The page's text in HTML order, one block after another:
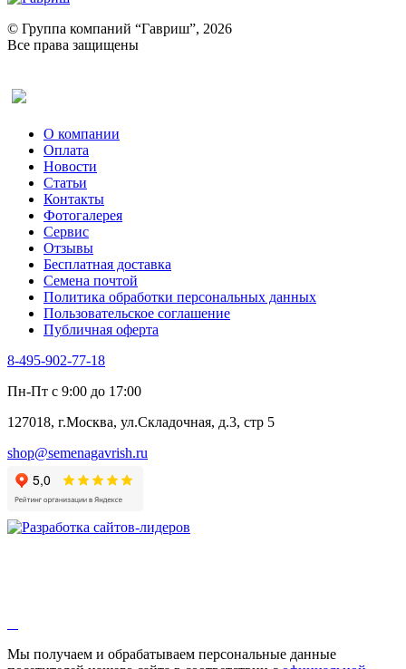
Ревень
Рукола
Рута
Тмин
Трава для чая
Туласи
Укроп
Фенхель пряный
Хризантема овощная
Цикорий пряный
Цикорий салатный (Витлуф)
Черемша
Шпинат
Щавель
Эндивий
Эстрагон
Алтей
Бессмертник
Валериана
Валерианелла
Гибискус лекарственный
Девясил
Душица
Змееголовник
Мыльнянка
© Группа компаний “Гавриш”, 2026
Все права защищены
О компании
Оплата
Новости
Статьи
Контакты
Фотогалерея​
Сервис
Отзывы
Бесплатная доставка
Семена почтой
Политика обработки персональных данных
Пользовательское соглашение
Публичная оферта
8-495-902-77-18
Пн-Пт с 9:00 до 17:00
127018, г.Москва, ул.Складочная, д.3, стр 5
shop@semenagavrish.ru
Мы получаем и обрабатываем персональные данные